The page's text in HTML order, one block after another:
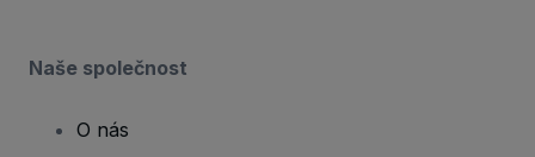
Naše společnost
O nás